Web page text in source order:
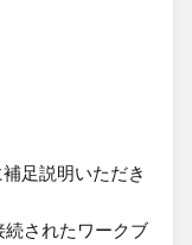
足説明いただき
されたワークブ